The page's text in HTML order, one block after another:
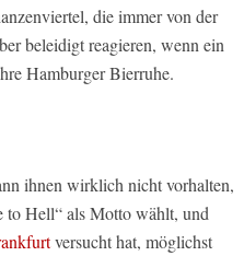
die immer von der
beleidigt reagieren, wenn ein
Hamburger Bierruhe.
ihnen wirklich nicht vorhalten,
to Hell“ als Motto wählt, und
versucht hat, möglichst